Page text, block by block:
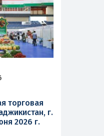
торговая
г.
2026 г.